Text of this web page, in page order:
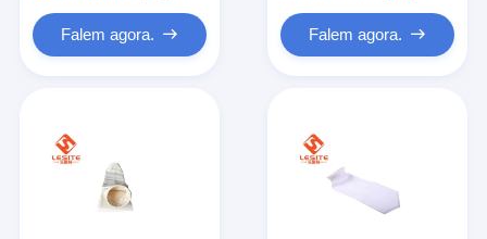
Falem agora. Falem agora.